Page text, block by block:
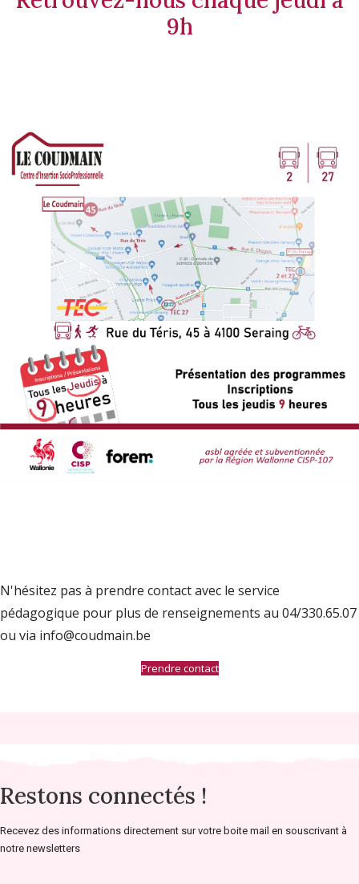
9h
N'hésitez pas à prendre contact avec le service
pédagogique pour plus de renseignements au 04/330.65.07
ou via info@coudmain.be
Prendre contact
Restons connectés !
Recevez des informations directement sur votre boite mail en souscrivant à
notre newsletters